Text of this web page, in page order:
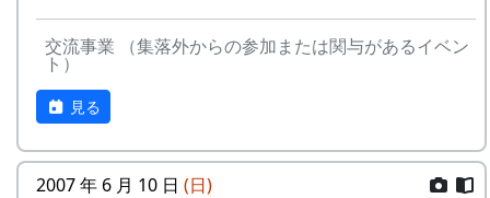
交流事業 （集落外からの参加または関与があるイベン
ト）
見る
2007 年 6 月 10 日 (日)